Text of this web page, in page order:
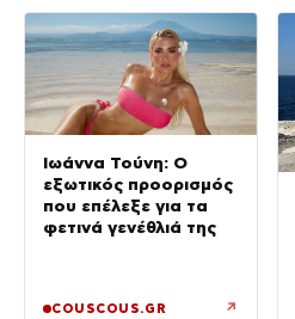
Ιωάννα Τούνη: Ο
εξωτικός προορισμός
που επέλεξε για τα
φετινά γενέθλιά της
COUSCOUS.GR ↗